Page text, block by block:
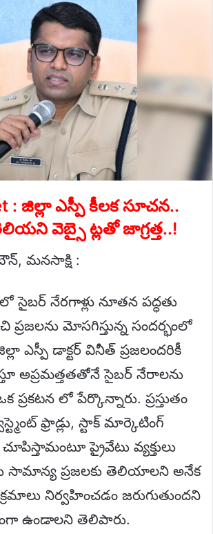
: జిల్లా ఎస్పీ కీలక సూచన..
వెబ్సై ట్లతో జాగ్రత్త..!
మనసాక్షి :
సైబర్ నేరగాళ్లు నూతన పద్ధతు
మోసగిస్తున్న సందర్భంలో
డాక్టర్ వినీత్ ప్రజలందరికీ
అప్రమత్తతతోనే సైబర్ నేరాలను
ప్రకటన లో పేర్కొన్నారు. ప్రస్తుతం
ఫ్రాడ్లు, స్టాక్ మార్కెటింగ్
ప్రైవేటు వ్యక్తులు
సామాన్య ప్రజలకు తెలియాలని అనేక
నిర్వహించడం జరుగుతుందని
ఉండాలని తెలిపారు.